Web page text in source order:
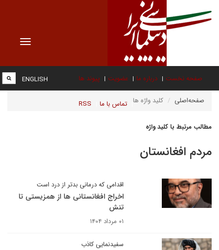
Toggle
صفحه نخست درباره ما عضویت پیوند ها
تماس با ما RSS
ENGLISH
صفحه‌اصلی کلید واژه ها
مطالب مرتبط با کلید واژه
مردم افغانستان
اقدامی که درمانی بدتر از درد است
اخراج افغانستانی ها از همزیستی تا
تنش
۰۱ مرداد ۱۴۰۴
سفیدنمایی کاذب